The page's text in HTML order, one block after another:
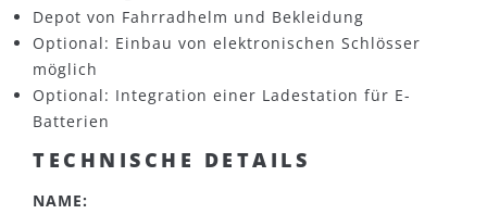
Depot von Fahrradhelm und Bekleidung
Optional: Einbau von elektronischen Schlösser
möglich
Optional: Integration einer Ladestation für E-
Batterien
TECHNISCHE DETAILS
NAME: